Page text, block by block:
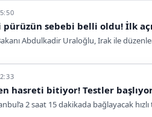
sebebi belli oldu! İlk
Abdulkadir Uraloğlu, Irak ile
hasreti bitiyor! Testler
2 saat 15 dakikada bağlayacak